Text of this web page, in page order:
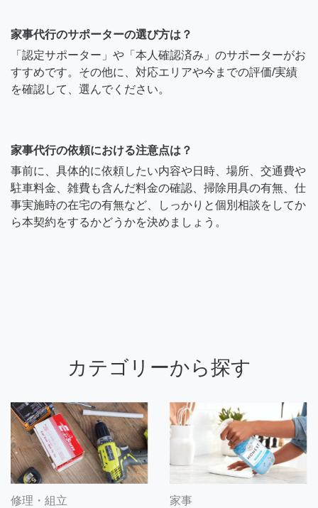
家事代行のサポーターの選び方は？
「認定サポーター」や「本人確認済み」のサポーターがお
すすめです。その他に、対応エリアや今までの評価/実績
を確認して、選んでください。
家事代行の依頼における注意点は？
事前に、具体的に依頼したい内容や日時、場所、交通費や
駐車料金、雑費も含んだ料金の確認、掃除用具の有無、仕
事実施時の在宅の有無など、しっかりと個別相談をしてか
ら本契約をするかどうかを決めましょう。
カテゴリーから探す
修理・組立 家事